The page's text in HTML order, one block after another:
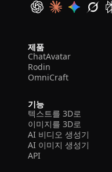
제품
ChatAvatar
Rodin
OmniCraft
기능
텍스트를 3D로
이미지를 3D로
AI 비디오 생성기
AI 이미지 생성기
API